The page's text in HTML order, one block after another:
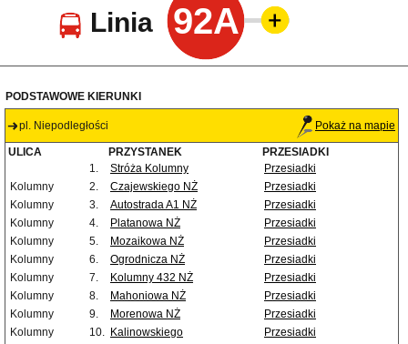
Linia 92A
PODSTAWOWE KIERUNKI
pl. Niepodległości Pokaż na mapie
ULICA PRZYSTANEK
PRZESIADKI
1.
Stróża Kolumny
Przesiadki
Kolumny
2. Czajewskiego NŻ
Przesiadki
Kolumny
3. Autostrada A1 NŻ
Przesiadki
Kolumny
4. Platanowa NŻ
Przesiadki
Kolumny
5. Mozaikowa NŻ
Przesiadki
Kolumny
6. Ogrodnicza NŻ
Przesiadki
Kolumny
7. Kolumny 432 NŻ
Przesiadki
Kolumny
8. Mahoniowa NŻ
Przesiadki
Kolumny
9. Morenowa NŻ
Przesiadki
Kolumny
10. Kalinowskiego
Przesiadki